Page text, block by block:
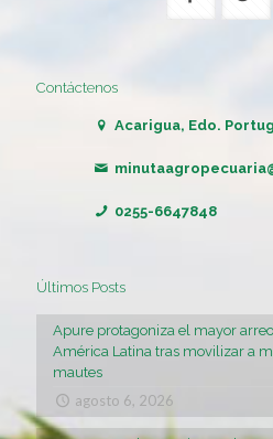
Contáctenos
Acarigua, Edo.
0255-6647848
Últimos Posts
Apure protagoniza el mayor
América Latina tras movilizar a
mautes
agosto 6, 2026